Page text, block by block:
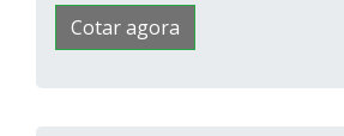
Cotar agora